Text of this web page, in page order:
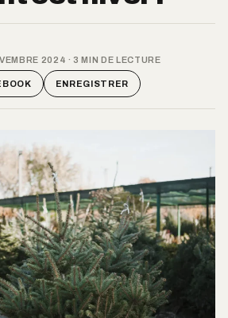
2024 · 3 MIN DE LECTURE
ENREGISTRER